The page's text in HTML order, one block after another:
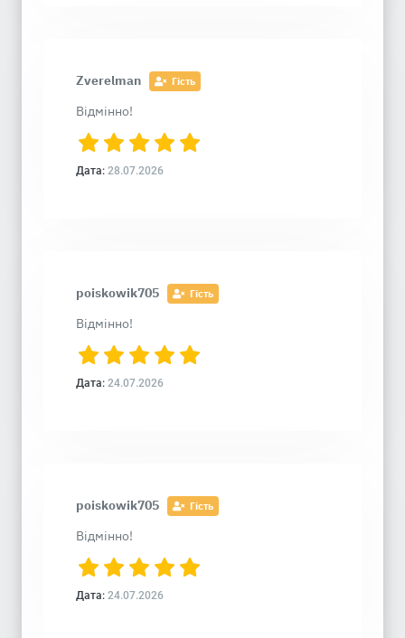
Zverelman Гість
Відмінно!
Дата: 28.07.2026
poiskowik705 Гість
Відмінно!
Дата: 24.07.2026
poiskowik705 Гість
Відмінно!
Дата: 24.07.2026